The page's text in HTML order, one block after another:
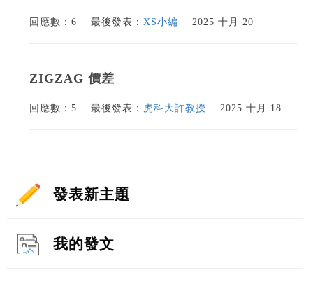
回應數：6 最後發表： XS小編 2025 十月 20
ZIGZAG 價差
回應數：5 最後發表： 虎科大許教授 2025 十月 18
發表新主題
我的發文